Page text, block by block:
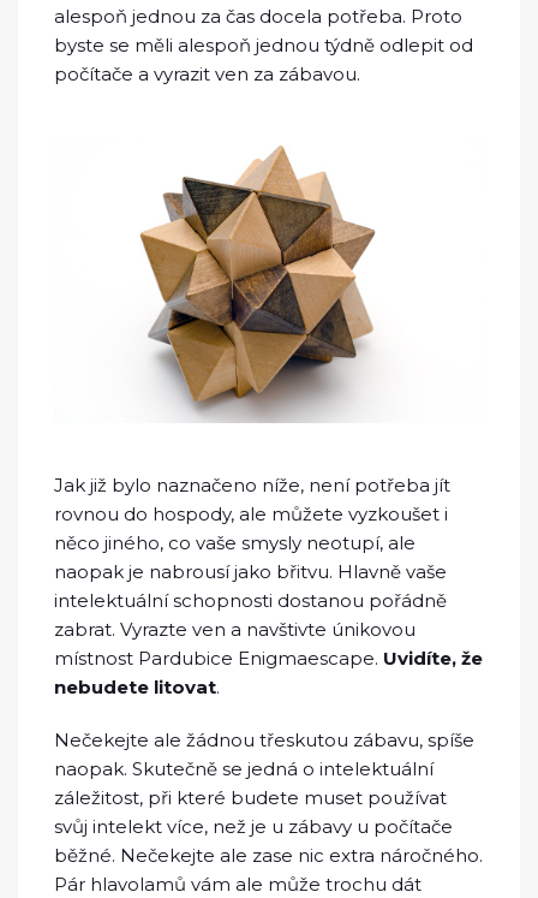
alespoň jednou za čas docela potřeba. Proto
byste se měli alespoň jednou týdně odlepit od
počítače a vyrazit ven za zábavou.
Jak již bylo naznačeno níže, není potřeba jít
rovnou do hospody, ale můžete vyzkoušet i
něco jiného, co vaše smysly neotupí, ale
naopak je nabrousí jako břitvu. Hlavně vaše
intelektuální schopnosti dostanou pořádně
zabrat. Vyrazte ven a navštivte únikovou
místnost Pardubice Enigmaescape. Uvidíte, že
nebudete litovat.
Nečekejte ale žádnou třeskutou zábavu, spíše
naopak. Skutečně se jedná o intelektuální
záležitost, při které budete muset používat
svůj intelekt více, než je u zábavy u počítače
běžné. Nečekejte ale zase nic extra náročného.
Pár hlavolamů vám ale může trochu dát